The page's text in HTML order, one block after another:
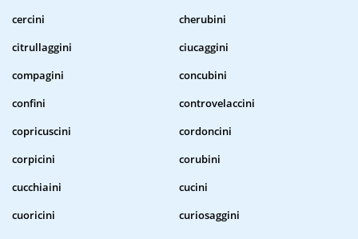
cercini
cherubini
citrullaggini
ciucaggini
compagini
concubini
confini
controvelaccini
copricuscini
cordoncini
corpicini
corubini
cucchiaini
cucini
cuoricini
curiosaggini